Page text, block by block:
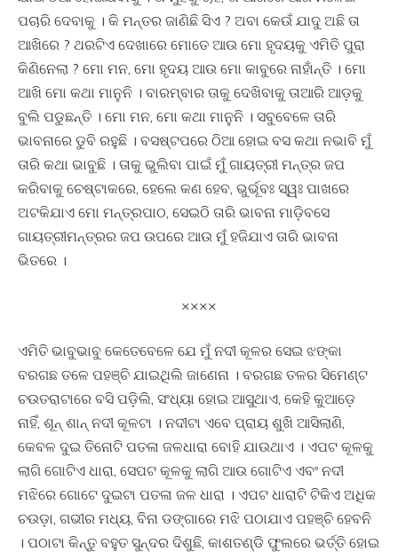
ପଚାରି ଦେବାକୁ । କି ମନ୍ତର ଜାଣିଛି ସିଏ ? ଅବା କେଉଁ ଯାଦୁ ଅଛି ତା
ଆଖିରେ ? ଥରଟିଏ ଦେଖାରେ ମୋତେ ଆଉ ମୋ ହୃଦୟକୁ ଏମିତି ପୁରା
କିଣିନେଲା ? ମୋ ମନ, ମୋ ହୃଦୟ ଆଉ ମୋ କାବୁରେ ନାହାଁନ୍ତି । ମୋ
ଆଖି ମୋ କଥା ମାନୁନି । ବାରମ୍ବାର ତାକୁ ଦେଖିବାକୁ ତାଆରି ଆଡ଼କୁ
ବୁଲି ପଡୁଛନ୍ତି । ମୋ ମନ, ମୋ କଥା ମାନୁନି । ସବୁବେଳେ ତାରି
ଭାବନାରେ ଡୁବି ରହୁଛି । ବସଷ୍ଟପରେ ଠିଆ ହୋଇ ବସ କଥା ନଭାବି ମୁଁ
ତାରି କଥା ଭାବୁଛି । ତାକୁ ଭୁଲିବା ପାଇଁ ମୁଁ ଗାୟତ୍ରୀ ମନ୍ତ୍ର ଜପ
କରିବାକୁ ଚେଷ୍ଟାକରେ, ହେଲେ କଣ ହେବ, ଭୁର୍ଭୂବଃ ସ୍ୱଃ ପାଖରେ
ଅଟକିଯାଏ ମୋ ମନ୍ତ୍ରପାଠ, ସେଇଠି ତାରି ଭାବନା ମାଡ଼ିବସେ
ଗାୟତ୍ରୀମନ୍ତ୍ରର ଜପ ଉପରେ ଆଉ ମୁଁ ହଜିଯାଏ ତାରି ଭାବନା
ଭିତରେ ।
××××
ଏମିତି ଭାବୁଭାବୁ କେତେବେଳେ ଯେ ମୁଁ ନଦୀ କୂଳର ସେଇ ଝଙ୍କା
ବରଗଛ ତଳେ ପହଞ୍ଚି ଯାଇଥିଲି ଜାଣେନା । ବରଗଛ ତଳର ସିମେଣ୍ଟ
ଚଉତରାଟାରେ ବସି ପଡ଼ିଲି, ସଂଧ୍ୟା ହୋଇ ଆସୁଥାଏ, କେହି କୁଆଡ଼େ
ନାହିଁ, ଶୂନ୍ ଶାନ୍ ନଦୀ କୂଳଟା । ନଦୀଟା ଏବେ ପ୍ରାୟ ଶୁଖି ଆସିଲାଣି,
କେବଳ ଦୁଇ ତିନୋଟି ପତଳା ଜଳଧାରା ବୋହି ଯାଉଥାଏ । ଏପଟ କୂଳକୁ
ଲାଗି ଗୋଟିଏ ଧାରା, ସେପଟ କୂଳକୁ ଲାଗି ଆଉ ଗୋଟିଏ ଏବଂ ନଦୀ
ମଝିରେ ଗୋଟେ ଦୁଇଟା ପତଳା ଜଳ ଧାରା । ଏପଟ ଧାରାଟି ଟିକିଏ ଅଧିକ
ଚଉଡ଼ା, ଗଭୀର ମଧ୍ୟ, ବିନା ଡଙ୍ଗାରେ ମଝି ପଠାଯାଏ ପହଞ୍ଚି ହେବନି
। ପଠାଟା କିନ୍ତୁ ବହୁତ ସୁନ୍ଦର ଦିଶୁଛି, କାଶତଣ୍ଡି ଫୁଲରେ ଭର୍ତ୍ତି ହୋଇ